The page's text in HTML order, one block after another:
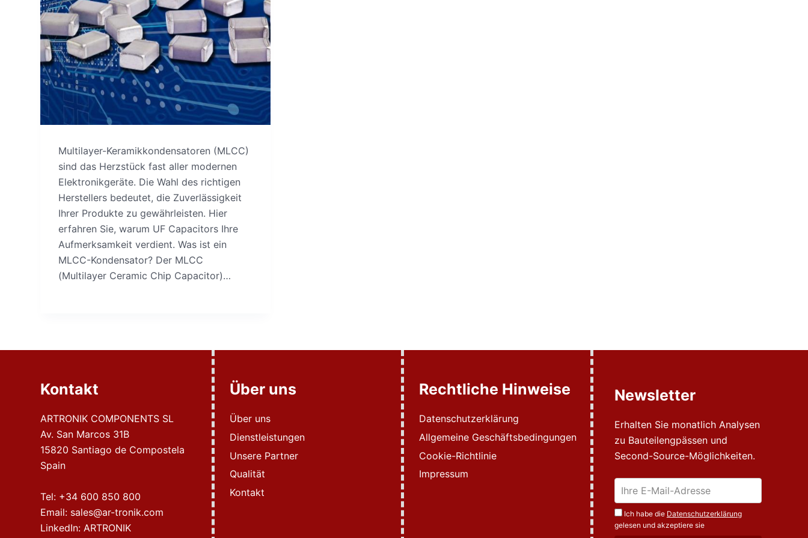
Multilayer-Keramikkondensatoren (MLCC)
sind das Herzstück fast aller modernen
Elektronikgeräte. Die Wahl des richtigen
Herstellers bedeutet, die Zuverlässigkeit
Ihrer Produkte zu gewährleisten. Hier
erfahren Sie, warum UF Capacitors Ihre
Aufmerksamkeit verdient. Was ist ein
MLCC-Kondensator? Der MLCC
(Multilayer Ceramic Chip Capacitor)…
Kontakt
ARTRONIK COMPONENTS SL
Av. San Marcos 31B
15820 Santiago de Compostela
Spain
Tel: +34 600 850 800
Email: sales@ar-tronik.com
LinkedIn:ARTRONIK
Über uns
Über uns
Dienstleistungen
Unsere Partner
Qualität
Kontakt
Rechtliche Hinweise
Datenschutzerklärung
Allgemeine Geschäftsbedingungen
Cookie-Richtlinie
Impressum
Newsletter
Erhalten Sie monatlich Analysen
zu Bauteilengpässen und
Second-Source-Möglichkeiten.
Ich habe die Datenschutzerklärung
gelesen und akzeptiere sie